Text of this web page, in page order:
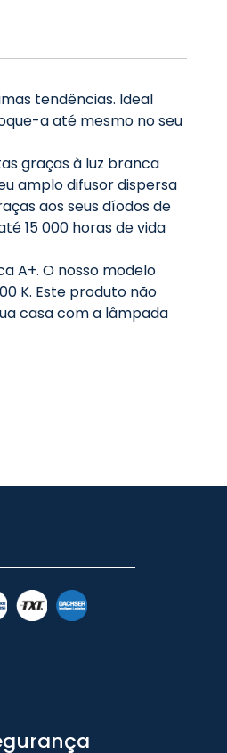
tendências. Ideal
a até mesmo no seu
graças à luz branca
amplo difusor dispersa
aos seus díodos de
15 000 horas de vida
A+. O nosso modelo
K. Este produto não
casa com a lâmpada